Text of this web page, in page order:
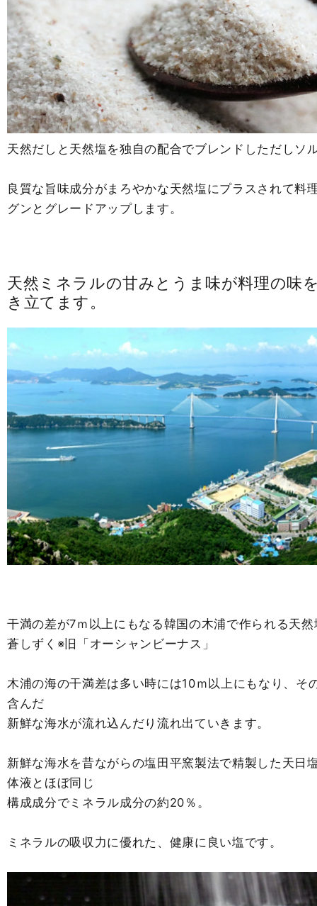
天然だしと天然塩を独自の配合でブレンドしただしソ
良質な旨味成分がまろやかな天然塩にプラスされて料
グンとグレードアップします。
天然ミネラルの甘みとうま味が料理の味
き立てます。
干満の差が7ｍ以上にもなる韓国の木浦で作られる天然
蒼しずく※旧「オーシャンビーナス」
木浦の海の干満差は多い時には10ｍ以上にもなり、そ
含んだ
新鮮な海水が流れ込んだり流れ出ていきます。
新鮮な海水を昔ながらの塩田平窯製法で精製した天日
体液とほぼ同じ
構成成分でミネラル成分の約20％。
ミネラルの吸収力に優れた、健康に良い塩です。